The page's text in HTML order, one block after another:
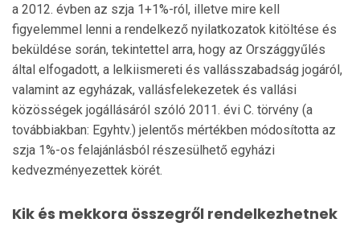
a 2012. évben az szja 1+1%-ról, illetve mire kell
figyelemmel lenni a rendelkező nyilatkozatok kitöltése és
beküldése során, tekintettel arra, hogy az Országgyűlés
által elfogadott, a lelkiismereti és vallásszabadság jogáról,
valamint az egyházak, vallásfelekezetek és vallási
közösségek jogállásáról szóló 2011. évi C. törvény (a
továbbiakban: Egyhtv.) jelentős mértékben módosította az
szja 1%-os felajánlásból részesülhető egyházi
kedvezményezettek körét.
Kik és mekkora összegről rendelkezhetnek